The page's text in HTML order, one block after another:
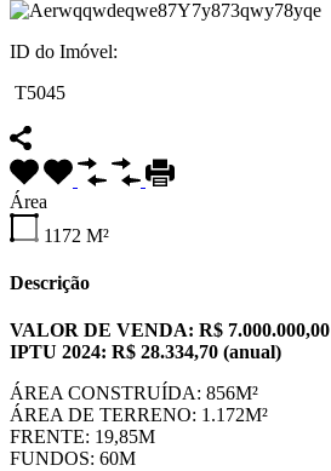
ID do Imóvel:
T5045
Área
1172 M²
Descrição
VALOR DE VENDA: R$ 7.000.000,00
IPTU 2024: R$ 28.334,70 (anual)
ÁREA CONSTRUÍDA: 856M²
ÁREA DE TERRENO: 1.172M²
FRENTE: 19,85M
FUNDOS: 60M